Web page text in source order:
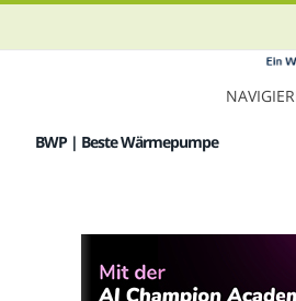
BWP | Beste Wärmepumpe